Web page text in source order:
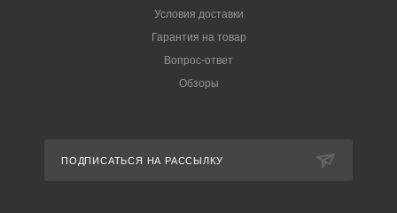
Условия доставки
Гарантия на товар
Вопрос-ответ
Обзоры
ПОДПИСАТЬСЯ НА РАССЫЛКУ